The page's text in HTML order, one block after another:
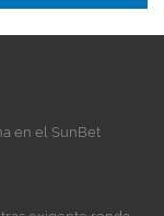
en el SunBet